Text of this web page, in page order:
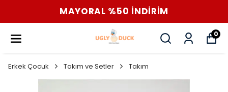
MAYORAL %50 İNDİRİM
0
Erkek Çocuk Takım ve Setler Takım